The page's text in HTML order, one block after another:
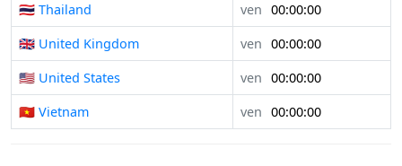
🇹🇭 Thailand
ven 00:00:00
🇬🇧 United Kingdom
ven 00:00:00
🇺🇸 United States
ven 00:00:00
🇻🇳 Vietnam
ven 00:00:00